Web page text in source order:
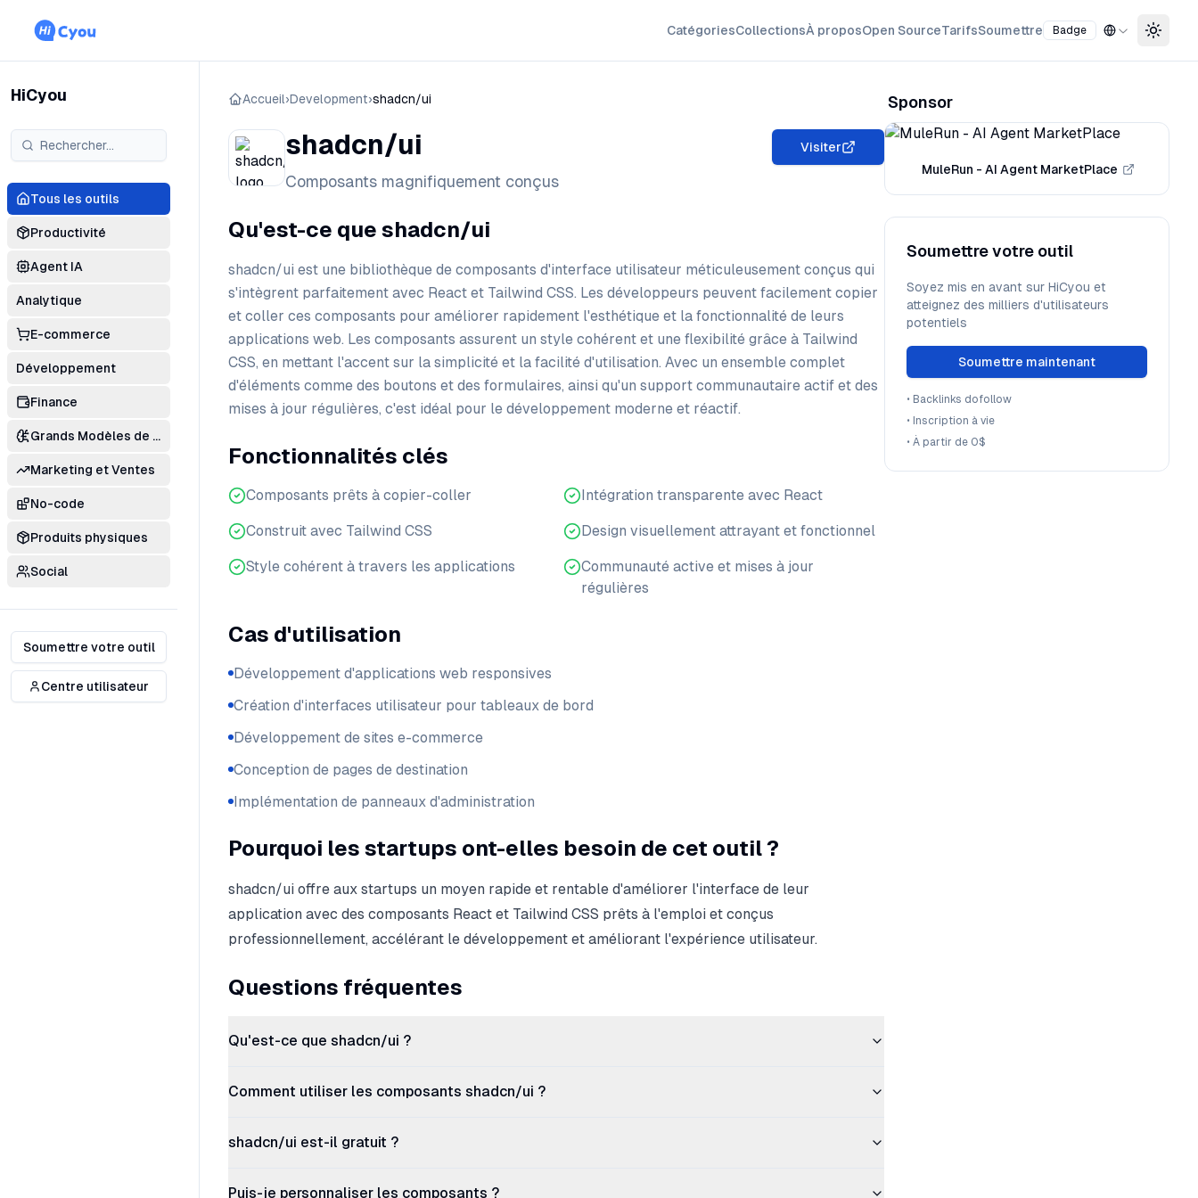
CatégoriesCollectionsÀ proposOpen SourceTarifsSoumettre Badge
HiCyou
Tous les outils
Productivité
Agent IA
Analytique
E-commerce
Développement
Finance
Grands Modèles de Langage
Marketing et Ventes
No-code
Produits physiques
Social
Soumettre votre outil
Centre utilisateur
Accueil›Development›shadcn/ui
shadcn/ui
Composants magnifiquement conçus
Visiter
Qu'est-ce que shadcn/ui
shadcn/ui est une bibliothèque de composants d'interface utilisateur méticuleusement conçus qui
s'intègrent parfaitement avec React et Tailwind CSS. Les développeurs peuvent facilement copier
et coller ces composants pour améliorer rapidement l'esthétique et la fonctionnalité de leurs
applications web. Les composants assurent un style cohérent et une flexibilité grâce à Tailwind
CSS, en mettant l'accent sur la simplicité et la facilité d'utilisation. Avec un ensemble complet
d'éléments comme des boutons et des formulaires, ainsi qu'un support communautaire actif et des
mises à jour régulières, c'est idéal pour le développement moderne et réactif.
Fonctionnalités clés
Composants prêts à copier-coller Intégration transparente avec React
Construit avec Tailwind CSS Design visuellement attrayant et fonctionnel
Style cohérent à travers les applications
Communauté active et mises à jour
régulières
Cas d'utilisation
Développement d'applications web responsives
Création d'interfaces utilisateur pour tableaux de bord
Développement de sites e-commerce
Conception de pages de destination
Implémentation de panneaux d'administration
Pourquoi les startups ont-elles besoin de cet outil ?
shadcn/ui offre aux startups un moyen rapide et rentable d'améliorer l'interface de leur
application avec des composants React et Tailwind CSS prêts à l'emploi et conçus
professionnellement, accélérant le développement et améliorant l'expérience utilisateur.
Questions fréquentes
Qu'est-ce que shadcn/ui ?
Comment utiliser les composants shadcn/ui ?
shadcn/ui est-il gratuit ?
Puis-je personnaliser les composants ?
Sponsor
MuleRun - AI Agent MarketPlace
Soumettre votre outil
Soyez mis en avant sur HiCyou et
atteignez des milliers d'utilisateurs
potentiels
Soumettre maintenant
• Backlinks dofollow
• Inscription à vie
• À partir de 0$